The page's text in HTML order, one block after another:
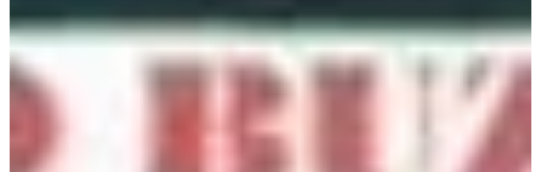
Na família
Colunas
Conteúdos